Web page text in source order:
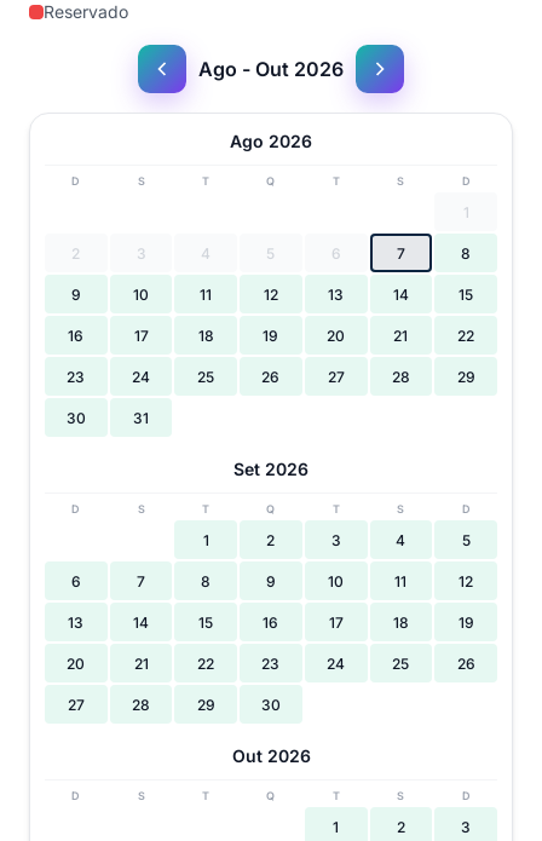
Reservado
Ago - Out 2026
Ago 2026
D S T Q T S D
1
2 3 4 5 6 7 8
9 10 11 12 13 14 15
16 17 18 19 20 21 22
23 24 25 26 27 28 29
30 31
Set 2026
D S T Q T S D
1 2 3 4 5
6 7 8 9 10 11 12
13 14 15 16 17 18 19
20 21 22 23 24 25 26
27 28 29 30
Out 2026
D S T Q T S D
1 2 3